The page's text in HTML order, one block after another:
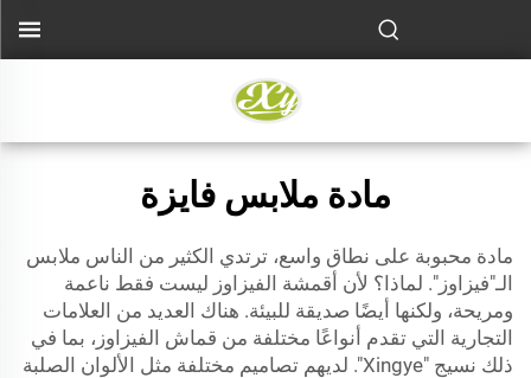
مادة ملابس فايزة
مادة محبوبة على نطاق واسع، ترتدي الكثير من الناس ملابس
الـ"فيزاوز". لماذا؟ لأن أقمشة الفيزاوز ليست فقط ناعمة
ومريحة، ولكنها أيضًا صديقة للبيئة. هناك العديد من العلامات
التجارية التي تقدم أنواعًا مختلفة من قماش الفيزاوز، بما في
ذلك نسيج "Xingye". لديهم تصاميم مختلفة مثل الألوان الصلبة